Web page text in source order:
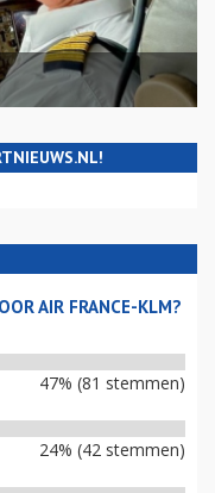
AIR FRANCE-KLM?
47% (81 stemmen)
24% (42 stemmen)